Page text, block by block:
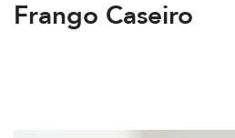
Frango Caseiro